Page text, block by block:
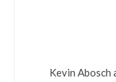
Kevin Abosch